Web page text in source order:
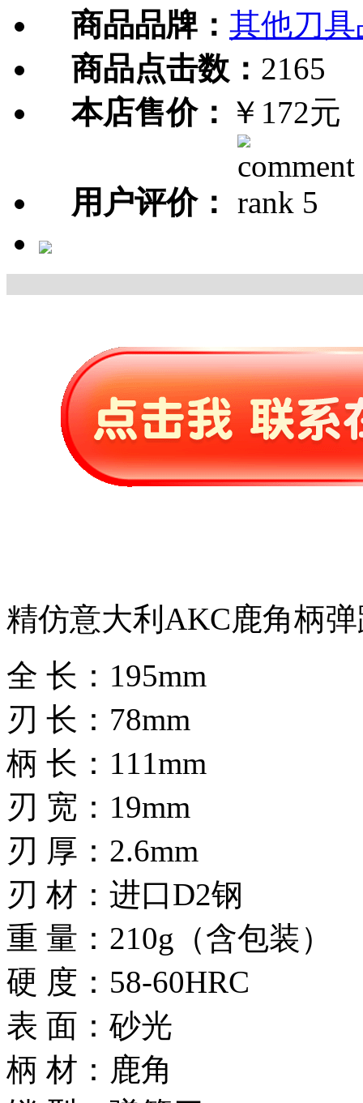
商品品牌： 其他刀
商品点击数： 2165
本店售价： ￥172元
用户评价：
精仿意大利AKC鹿角柄
全 长：195mm
刃 长：78mm
柄 长：111mm
刃 宽：19mm
刃 厚：2.6mm
刃 材：进口D2钢
重 量：210g（含包装）
硬 度：58-60HRC
表 面：砂光
柄 材：鹿角